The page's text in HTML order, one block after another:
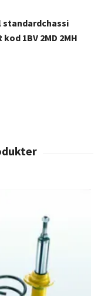
standardchassi
1BV 2MD 2MH